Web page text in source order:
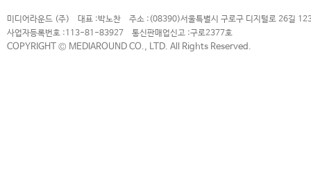
미디어라운드 (주) 대표 :박노찬 주소 : (08390)서울특별시 구로구 디지털로 26길
사업자등록번호 :113-81-83927 통신판매업신고 :구로2377호
COPYRIGHT © MEDIAROUND CO., LTD. All Rights Reserved.